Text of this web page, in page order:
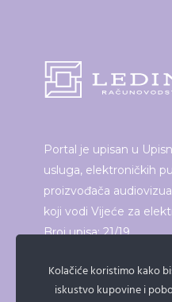
Portal je upisan u
usluga, elektroničkih
proizvođača
koji vodi Vijeće za
Broj upisa: 21/19
Kolačiće koristimo kako
iskustvo kupovine i